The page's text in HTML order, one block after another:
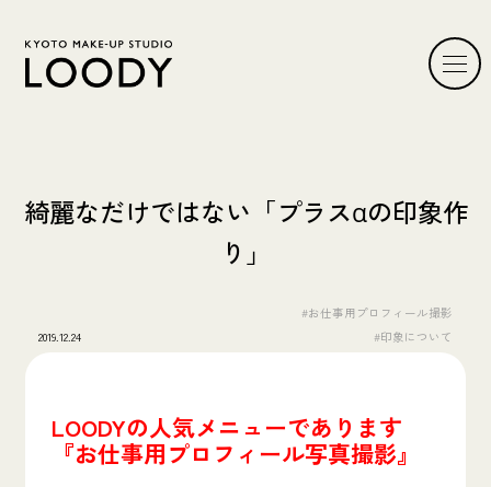
綺麗なだけではない「プラスαの印象作
り」
2019.12.24
#お仕事用プロフィール撮影
#印象について
LOODYの人気メニューであります
『お仕事用プロフィール写真撮影』